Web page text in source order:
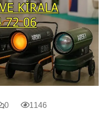
0
1146